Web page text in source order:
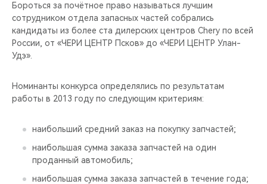
CHERY И СПОРТ
НАШИ МЕРОПРИЯТИЯ
CHERY ДЛЯ ДЕТЕЙ
Бороться за почётное право называться лучшим
сотрудником отдела запасных частей собрались
кандидаты из более ста дилерских центров Chery по всей
России, от «ЧЕРИ ЦЕНТР Псков» до «ЧЕРИ ЦЕНТР Улан-
Удэ».
Номинанты конкурса определялись по результатам
работы в 2013 году по следующим критериям:
наибольший средний заказ на покупку запчастей;
наибольшая сумма заказа запчастей на один
проданный автомобиль;
наибольшая сумма заказа запчастей в течение года;